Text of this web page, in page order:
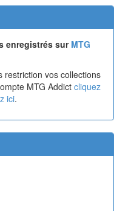
enregistrés sur MTG
restriction vos collections
MTG Addict cliquez
ici.